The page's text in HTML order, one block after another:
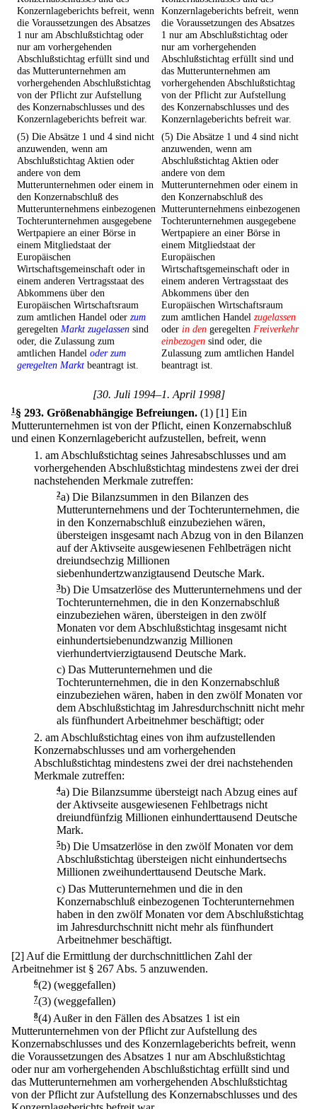
Konzernlageberichts befreit, wenn
die Voraussetzungen des Absatzes
1 nur am Abschlußstichtag oder
nur am vorhergehenden
Abschlußstichtag erfüllt sind und
das Mutterunternehmen am
vorhergehenden Abschlußstichtag
von der Pflicht zur Aufstellung
des Konzernabschlusses und des
Konzernlageberichts befreit war.
Konzernlageberichts befreit, wenn
die Voraussetzungen des Absatzes
1 nur am Abschlußstichtag oder
nur am vorhergehenden
Abschlußstichtag erfüllt sind und
das Mutterunternehmen am
vorhergehenden Abschlußstichtag
von der Pflicht zur Aufstellung
des Konzernabschlusses und des
Konzernlageberichts befreit war.
(5) Die Absätze 1 und 4 sind nicht
anzuwenden, wenn am
Abschlußstichtag Aktien oder
andere von dem
Mutterunternehmen oder einem in
den Konzernabschluß des
Mutterunternehmens einbezogenen
Tochterunternehmen ausgegebene
Wertpapiere an einer Börse in
einem Mitgliedstaat der
Europäischen
Wirtschaftsgemeinschaft oder in
einem anderen Vertragsstaat des
Abkommens über den
Europäischen Wirtschaftsraum
zum amtlichen Handel oder zum
geregelten Markt zugelassen sind
oder, die Zulassung zum
amtlichen Handel oder zum
geregelten Markt beantragt ist.
(5) Die Absätze 1 und 4 sind nicht
anzuwenden, wenn am
Abschlußstichtag Aktien oder
andere von dem
Mutterunternehmen oder einem in
den Konzernabschluß des
Mutterunternehmens einbezogenen
Tochterunternehmen ausgegebene
Wertpapiere an einer Börse in
einem Mitgliedstaat der
Europäischen
Wirtschaftsgemeinschaft oder in
einem anderen Vertragsstaat des
Abkommens über den
Europäischen Wirtschaftsraum
zum amtlichen Handel zugelassen
oder in den geregelten Freiverkehr
einbezogen sind oder, die
Zulassung zum amtlichen Handel
beantragt ist.
[30. Juli 1994–1. April 1998]
1§ 293. Größenabhängige Befreiungen. (1) [1] Ein
Mutterunternehmen ist von der Pflicht, einen Konzernabschluß
und einen Konzernlagebericht aufzustellen, befreit, wenn
1. am Abschlußstichtag seines Jahresabschlusses und am
vorhergehenden Abschlußstichtag mindestens zwei der drei
nachstehenden Merkmale zutreffen:
2a) Die Bilanzsummen in den Bilanzen des
Mutterunternehmens und der Tochterunternehmen, die
in den Konzernabschluß einzubeziehen wären,
übersteigen insgesamt nach Abzug von in den Bilanzen
auf der Aktivseite ausgewiesenen Fehlbeträgen nicht
dreiundsechzig Millionen
siebenhundertzwanzigtausend Deutsche Mark.
3b) Die Umsatzerlöse des Mutterunternehmens und der
Tochterunternehmen, die in den Konzernabschluß
einzubeziehen wären, übersteigen in den zwölf
Monaten vor dem Abschlußstichtag insgesamt nicht
einhundertsiebenundzwanzig Millionen
vierhundertvierzigtausend Deutsche Mark.
c) Das Mutterunternehmen und die
Tochterunternehmen, die in den Konzernabschluß
einzubeziehen wären, haben in den zwölf Monaten vor
dem Abschlußstichtag im Jahresdurchschnitt nicht mehr
als fünfhundert Arbeitnehmer beschäftigt; oder
2. am Abschlußstichtag eines von ihm aufzustellenden
Konzernabschlusses und am vorhergehenden
Abschlußstichtag mindestens zwei der drei nachstehenden
Merkmale zutreffen:
4a) Die Bilanzsumme übersteigt nach Abzug eines auf
der Aktivseite ausgewiesenen Fehlbetrags nicht
dreiundfünfzig Millionen einhunderttausend Deutsche
Mark.
5b) Die Umsatzerlöse in den zwölf Monaten vor dem
Abschlußstichtag übersteigen nicht einhundertsechs
Millionen zweihunderttausend Deutsche Mark.
c) Das Mutterunternehmen und die in den
Konzernabschluß einbezogenen Tochterunternehmen
haben in den zwölf Monaten vor dem Abschlußstichtag
im Jahresdurchschnitt nicht mehr als fünfhundert
Arbeitnehmer beschäftigt.
[2] Auf die Ermittlung der durchschnittlichen Zahl der
Arbeitnehmer ist § 267 Abs. 5 anzuwenden.
6(2) (weggefallen)
7(3) (weggefallen)
8(4) Außer in den Fällen des Absatzes 1 ist ein
Mutterunternehmen von der Pflicht zur Aufstellung des
Konzernabschlusses und des Konzernlageberichts befreit, wenn
die Voraussetzungen des Absatzes 1 nur am Abschlußstichtag
oder nur am vorhergehenden Abschlußstichtag erfüllt sind und
das Mutterunternehmen am vorhergehenden Abschlußstichtag
von der Pflicht zur Aufstellung des Konzernabschlusses und des